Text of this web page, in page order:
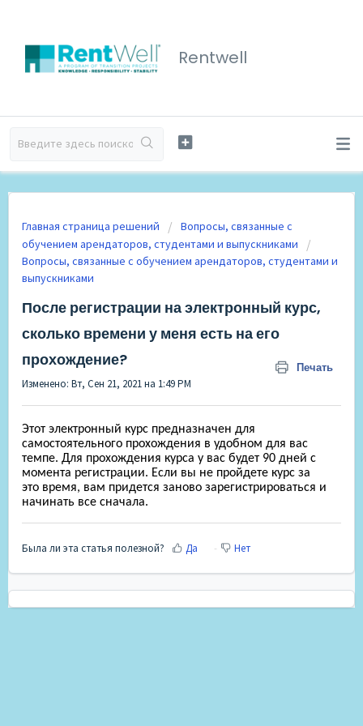
Rentwell
Главная страница решений
Вопросы, связанные с
обучением арендаторов, студентами и выпускниками
Вопросы, связанные с обучением арендаторов, студентами и
выпускниками
После регистрации на электронный курс,
сколько времени у меня есть на его
прохождение?
Печать
Изменено: Вт, Сен 21, 2021 на 1:49 PM
Этот электронный курс предназначен для
самостоятельного прохождения в удобном для вас
темпе. Для прохождения курса у вас будет 90 дней с
момента регистрации. Если вы не пройдете курс за
это время, вам придется заново зарегистрироваться и
начинать все сначала.
Была ли эта статья полезной? Да Нет